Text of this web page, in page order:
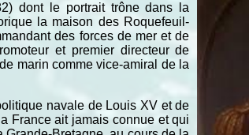
dont le portrait trône dans la
la maison des Roquefeuil-
des forces de mer et de
et premier directeur de
marin comme vice-amiral de la
navale de Louis XV et de
France ait jamais connue et qui